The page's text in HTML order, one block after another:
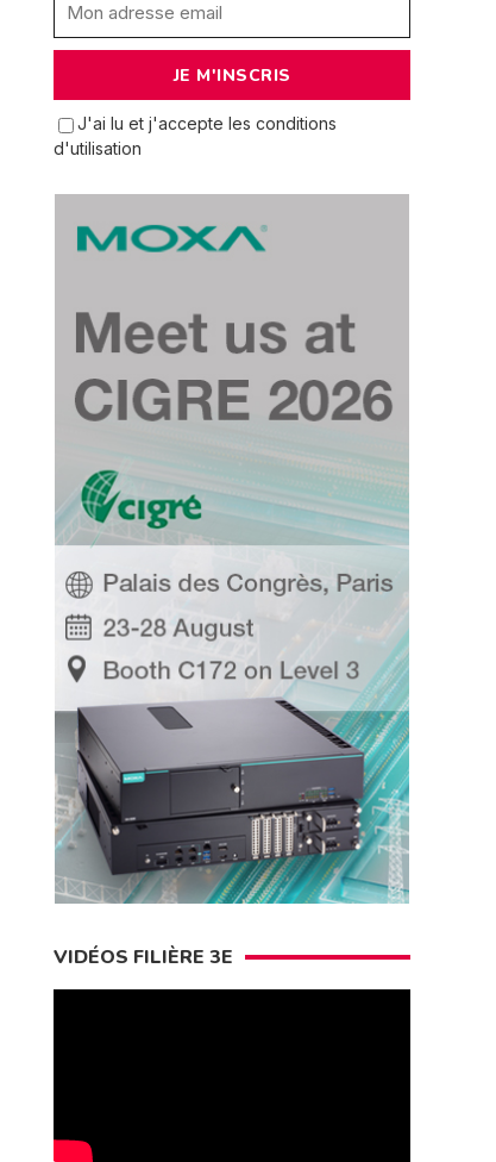
J'ai lu et j'accepte les conditions
d'utilisation
VIDÉOS FILIÈRE 3E